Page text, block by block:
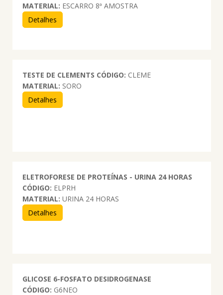
MATERIAL: ESCARRO 8ª AMOSTRA
Detalhes
TESTE DE CLEMENTS CÓDIGO: CLEME
MATERIAL: SORO
Detalhes
ELETROFORESE DE PROTEÍNAS - URINA 24 HORAS
CÓDIGO: ELPRH
MATERIAL: URINA 24 HORAS
Detalhes
GLICOSE 6-FOSFATO DESIDROGENASE
CÓDIGO: G6NEO